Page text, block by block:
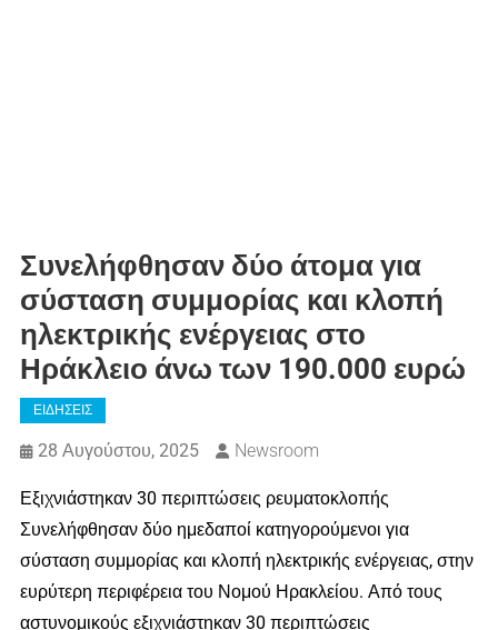
Συνελήφθησαν δύο άτομα για
σύσταση συμμορίας και κλοπή
ηλεκτρικής ενέργειας στο
Ηράκλειο άνω των 190.000 ευρώ
ΕΙΔΗΣΕΙΣ
28 Αυγούστου, 2025 Newsroom
Εξιχνιάστηκαν 30 περιπτώσεις ρευματοκλοπής
Συνελήφθησαν δύο ημεδαποί κατηγορούμενοι για
σύσταση συμμορίας και κλοπή ηλεκτρικής ενέργειας, στην
ευρύτερη περιφέρεια του Νομού Ηρακλείου. Από τους
αστυνομικούς εξιχνιάστηκαν 30 περιπτώσεις